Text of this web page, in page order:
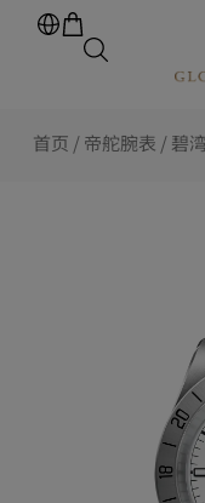
首页 /帝舵腕表 /碧